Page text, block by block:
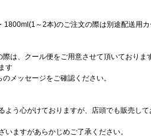
～2本)のご注文の際は別途配送用
は、クール便をご用意させて頂いておりま
す
のメッセージをご確認ください。
う心がけておりますが、店頭でも販売し
ますがあらかじめご了承ください。